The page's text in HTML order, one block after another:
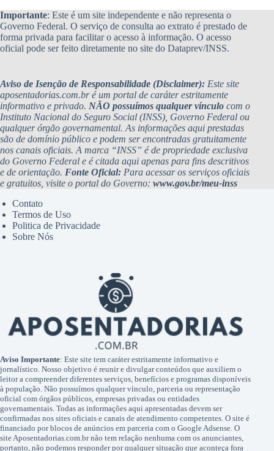
Importante: Este é um site independente e não representa o
Governo Federal. O serviço de consulta ao extrato é prestado de
forma privada para facilitar o acesso à informação. O acesso
oficial pode ser feito diretamente no site do Dataprev/INSS.
Aviso de Isenção de Responsabilidade (Disclaimer): Este site
aposentadorias.com.br é um portal de caráter estritamente
informativo e privado. NÃO possuímos qualquer vínculo com o
Instituto Nacional do Seguro Social (INSS), Governo Federal ou
qualquer órgão governamental. As informações aqui prestadas
são de domínio público e podem ser encontradas gratuitamente
nos canais oficiais. A marca “INSS” é de propriedade exclusiva
do Governo Federal e é citada aqui apenas para fins descritivos
e de orientação. Fonte Oficial: Para acessar os serviços oficiais
e gratuitos, visite o portal do Governo: www.gov.br/meu-inss
Contato
Termos de Uso
Politica de Privacidade
Sobre Nós
Aviso Importante: Este site tem caráter estritamente informativo e
jornalístico. Nosso objetivo é reunir e divulgar conteúdos que auxiliem o
leitor a compreender diferentes serviços, benefícios e programas disponíveis
à população. Não possuímos qualquer vínculo, parceria ou representação
oficial com órgãos públicos, empresas privadas ou entidades
governamentais. Todas as informações aqui apresentadas devem ser
confirmadas nos sites oficiais e canais de atendimento competentes. O site é
financiado por blocos de anúncios em parceria com o Google Adsense. O
site Aposentadorias.com.br não tem relação nenhuma com os anunciantes,
portanto, não podemos responder por qualquer situação que aconteça fora